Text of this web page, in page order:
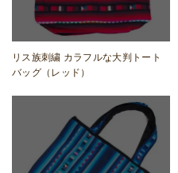
リス族刺繍 カラフルな大判トート
バッグ（レッド）